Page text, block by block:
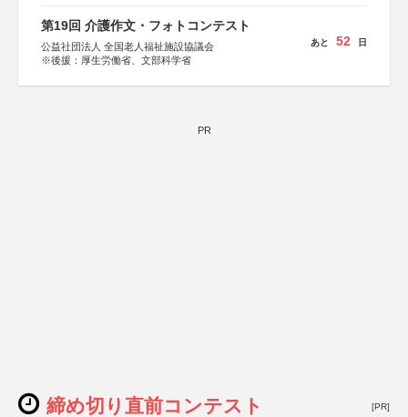
第19回 介護作文・フォトコンテスト
公益社団法人 全国老人福祉施設協議会
※後援：厚生労働省、文部科学省
あと 52 日
PR
締め切り直前コンテスト [PR]